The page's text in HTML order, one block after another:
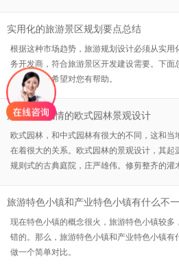
考虑美观和观赏性，还要考虑城市发展中的人
实用化的旅游景区规划要点总结
根据这种市场趋势，旅游规划设计必须从实用
务开发商，符合旅游景区开发建设需要。下面
化的要点，希望对您有帮助。
浅谈水景风情的欧式园林景观设计
欧式园林，和中式园林有很大的不同，这和当
在着很大的关系。欧式园林的景观设计，其起
规则式的古典庭院，庄严雄伟。修剪整齐的灌
戏水的柱盆、花草容器等。那么，欧式园林景
旅游特色小镇和产业特色小镇有什么不
现在特色小镇的概念很火，旅游特色小镇较多
错的。那么，旅游特色小镇和产业特色小镇有
做一个简单对比。